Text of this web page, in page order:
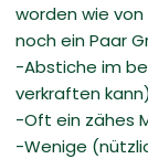
worden wie von
noch ein Paar
-Abstiche im
verkraften kann)
-Oft ein zähes
-Wenige